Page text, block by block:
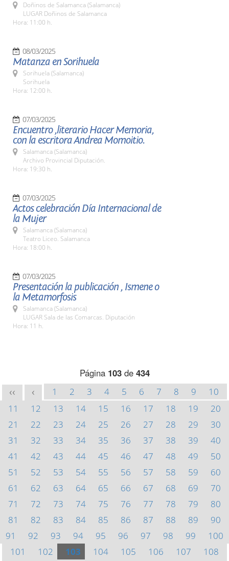
Doñinos de Salamanca (Salamanca)
LUGAR Doñinos de Salamanca
Hora: 11:00 h.
08/03/2025
Matanza en Sorihuela
Sorihuela (Salamanca)
Sorihuela
Hora: 12:00 h.
07/03/2025
Encuentro ,literario Hacer Memoria,
con la escritora Andrea Momoitio.
Salamanca (Salamanca)
Archivo Provincial Diputación.
Hora: 19:30 h.
07/03/2025
Actos celebración Día Internacional de
la Mujer
Salamanca (Salamanca)
Teatro Liceo. Salamanca
Hora: 18:00 h.
07/03/2025
Presentación la publicación , Ismene o
la Metamorfosis
Salamanca (Salamanca)
LUGAR Sala de las Comarcas. Diputación
Hora: 11 h.
Página 103de 434
<< < 1 2 3 4 5 6 7 8 9
10
11
12 13 14 15 16 17 18 19
20
21
22 23 24 25 26 27 28 29
30
31
32 33 34 35 36 37 38 39
40
41
42 43 44 45 46 47 48 49
50
51
52 53 54 55 56 57 58 59
60
61
62 63 64 65 66 67 68 69
70
71
72 73 74 75 76 77 78 79
80
81
82 83 84 85 86 87 88 89
90
91
92 93 94 95 96 97 98 99
100
101
102 103 104 105 106 107
108